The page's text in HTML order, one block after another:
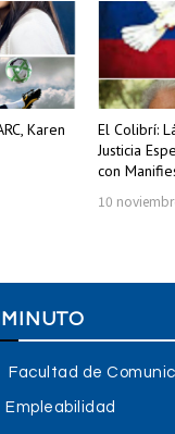
Karen
El Colibrí:
Justicia
con
10
Facultad de
Empleabilidad